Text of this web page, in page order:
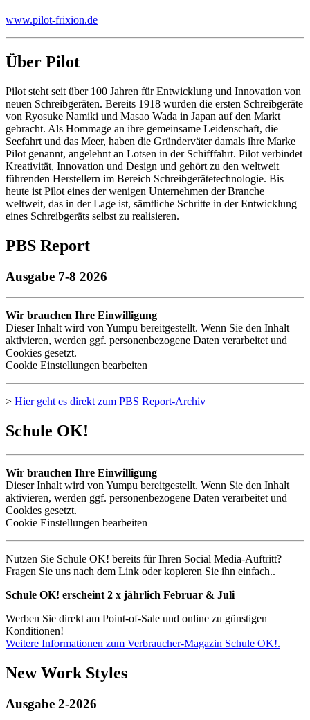
www.pilot-frixion.de
Über Pilot
Pilot steht seit über 100 Jahren für Entwicklung und Innovation von
neuen Schreibgeräten. Bereits 1918 wurden die ersten Schreibgeräte
von Ryosuke Namiki und Masao Wada in Japan auf den Markt
gebracht. Als Hommage an ihre gemeinsame Leidenschaft, die
Seefahrt und das Meer, haben die Gründerväter damals ihre Marke
Pilot genannt, angelehnt an Lotsen in der Schifffahrt. Pilot verbindet
Kreativität, Innovation und Design und gehört zu den weltweit
führenden Herstellern im Bereich Schreibgerätetechnologie. Bis
heute ist Pilot eines der wenigen Unternehmen der Branche
weltweit, das in der Lage ist, sämtliche Schritte in der Entwicklung
eines Schreibgeräts selbst zu realisieren.
PBS Report
Ausgabe 7-8 2026
Wir brauchen Ihre Einwilligung
Dieser Inhalt wird von Yumpu bereitgestellt. Wenn Sie den Inhalt
aktivieren, werden ggf. personenbezogene Daten verarbeitet und
Cookies gesetzt.
Cookie Einstellungen bearbeiten
> Hier geht es direkt zum PBS Report-Archiv
Schule OK!
Wir brauchen Ihre Einwilligung
Dieser Inhalt wird von Yumpu bereitgestellt. Wenn Sie den Inhalt
aktivieren, werden ggf. personenbezogene Daten verarbeitet und
Cookies gesetzt.
Cookie Einstellungen bearbeiten
Nutzen Sie Schule OK! bereits für Ihren Social Media-Auftritt?
Fragen Sie uns nach dem Link oder kopieren Sie ihn einfach..
Schule OK! erscheint 2 x jährlich Februar & Juli
Werben Sie direkt am Point-of-Sale und online zu günstigen
Konditionen!
Weitere Informationen zum Verbraucher-Magazin Schule OK!.
New Work Styles
Ausgabe 2-2026